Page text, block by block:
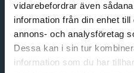
vidarebefordrar även
information från din enhet
annons- och analysföretag
Dessa kan i sin tur
information som du har
Email address